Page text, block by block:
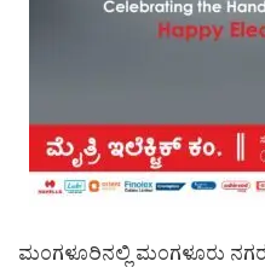
ಮಂಗಳೂರಿನಲ್ಲಿ ಮಂಗಳೂರು ನಗರ